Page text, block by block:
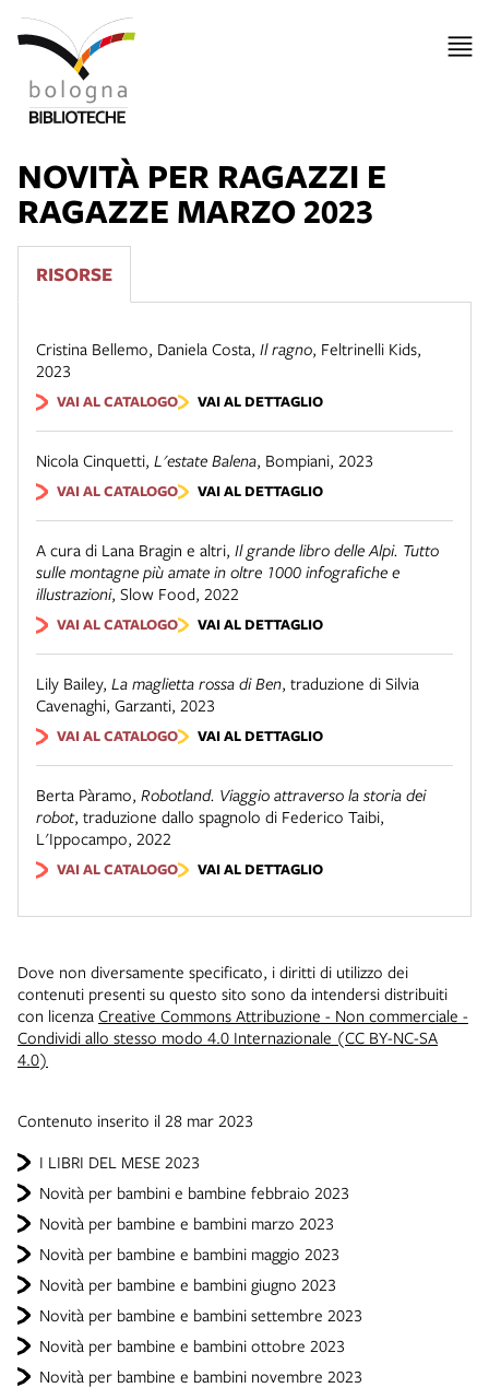
I LIBRI DEL MESE 2023
Novità per bambini e bambine febbraio 2023
Novità per bambine e bambini marzo 2023
Novità per bambine e bambini maggio 2023
Novità per bambine e bambini giugno 2023
Novità per bambine e bambini settembre 2023
Novità per bambine e bambini ottobre 2023
Novità per bambine e bambini novembre 2023
NOVITÀ PER RAGAZZI E
RAGAZZE MARZO 2023
RISORSE
Cristina Bellemo, Daniela Costa, Il ragno, Feltrinelli Kids,
2023
VAI AL CATALOGO VAI AL DETTAGLIO
Nicola Cinquetti, L'estate Balena, Bompiani, 2023
VAI AL CATALOGO VAI AL DETTAGLIO
A cura di Lana Bragin e altri, Il grande libro delle Alpi. Tutto
sulle montagne più amate in oltre 1000 infografiche e
illustrazioni, Slow Food, 2022
VAI AL CATALOGO VAI AL DETTAGLIO
Lily Bailey, La maglietta rossa di Ben, traduzione di Silvia
Cavenaghi, Garzanti, 2023
VAI AL CATALOGO VAI AL DETTAGLIO
Berta Pàramo, Robotland. Viaggio attraverso la storia dei
robot, traduzione dallo spagnolo di Federico Taibi,
L'Ippocampo, 2022
VAI AL CATALOGO VAI AL DETTAGLIO
Dove non diversamente specificato, i diritti di utilizzo dei
contenuti presenti su questo sito sono da intendersi distribuiti
con licenza Creative Commons Attribuzione - Non commerciale -
Condividi allo stesso modo 4.0 Internazionale (CC BY-NC-SA
4.0)
Contenuto inserito il 28 mar 2023